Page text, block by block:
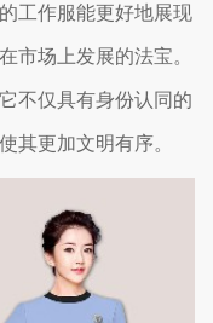
工作服能更好地展现
市场上发展的法宝。
不仅具有身份认同的
其更加文明有序。